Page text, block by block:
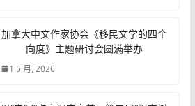
加拿大中文作家协会《移民文学的四个
向度》主题研讨会圆满举办
1 5 月, 2026